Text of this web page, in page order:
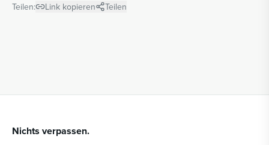
Teilen: Link kopieren Teilen
Nichts verpassen.